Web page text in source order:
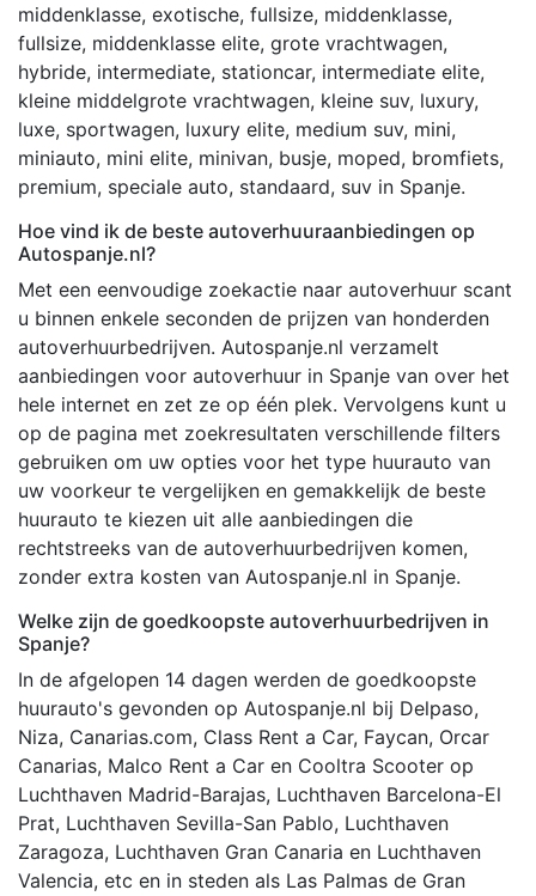
middenklasse, exotische, fullsize, middenklasse,
fullsize, middenklasse elite, grote vrachtwagen,
hybride, intermediate, stationcar, intermediate elite,
kleine middelgrote vrachtwagen, kleine suv, luxury,
luxe, sportwagen, luxury elite, medium suv, mini,
miniauto, mini elite, minivan, busje, moped, bromfiets,
premium, speciale auto, standaard, suv in Spanje.
Hoe vind ik de beste autoverhuuraanbiedingen op
Autospanje.nl?
Met een eenvoudige zoekactie naar autoverhuur scant
u binnen enkele seconden de prijzen van honderden
autoverhuurbedrijven. Autospanje.nl verzamelt
aanbiedingen voor autoverhuur in Spanje van over het
hele internet en zet ze op één plek. Vervolgens kunt u
op de pagina met zoekresultaten verschillende filters
gebruiken om uw opties voor het type huurauto van
uw voorkeur te vergelijken en gemakkelijk de beste
huurauto te kiezen uit alle aanbiedingen die
rechtstreeks van de autoverhuurbedrijven komen,
zonder extra kosten van Autospanje.nl in Spanje.
Welke zijn de goedkoopste autoverhuurbedrijven in
Spanje?
In de afgelopen 14 dagen werden de goedkoopste
huurauto's gevonden op Autospanje.nl bij Delpaso,
Niza, Canarias.com, Class Rent a Car, Faycan, Orcar
Canarias, Malco Rent a Car en Cooltra Scooter op
Luchthaven Madrid-Barajas, Luchthaven Barcelona-El
Prat, Luchthaven Sevilla-San Pablo, Luchthaven
Zaragoza, Luchthaven Gran Canaria en Luchthaven
Valencia, etc en in steden als Las Palmas de Gran